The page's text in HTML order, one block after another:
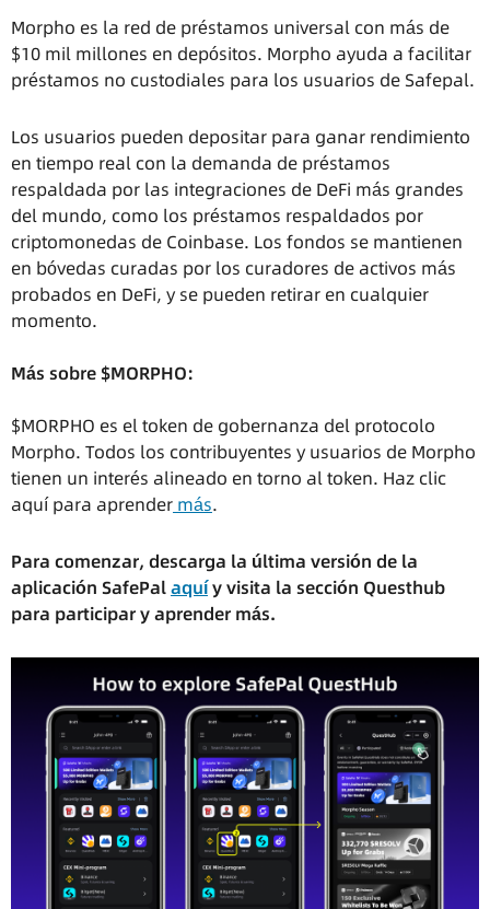
Morpho es la red de préstamos universal con más de
$10 mil millones en depósitos. Morpho ayuda a facilitar
préstamos no custodiales para los usuarios de Safepal.
Los usuarios pueden depositar para ganar rendimiento
en tiempo real con la demanda de préstamos
respaldada por las integraciones de DeFi más grandes
del mundo, como los préstamos respaldados por
criptomonedas de Coinbase. Los fondos se mantienen
en bóvedas curadas por los curadores de activos más
probados en DeFi, y se pueden retirar en cualquier
momento.
Más sobre $MORPHO:
$MORPHO es el token de gobernanza del protocolo
Morpho. Todos los contribuyentes y usuarios de Morpho
tienen un interés alineado en torno al token. Haz clic
aquí para aprender más.
Para comenzar, descarga la última versión de la
aplicación SafePalaquíy visita la sección Questhub
para participar y aprender más.